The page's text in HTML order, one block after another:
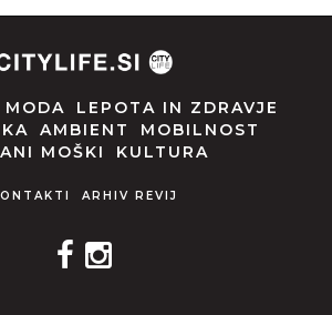
MODA
LEPOTA IN ZDRAVJE
AMBIENT
MOBILNOST
MOŠKI
KULTURA
ARHIV REVIJ